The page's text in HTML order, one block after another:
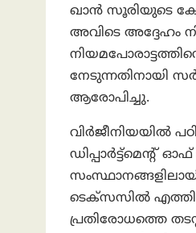
ഖാൻ സൂരിയുടെ
അവിടെ അദ്ദേഹം
നേടുന്നതിനായി
ആരോപിച്ചു.
വിർജീനിയയിൽ
ഡിപ്പാർട്ട്മെന്റ്
ടെക്സസിൽ എത്തി.
പ്രതിരോധത്തെ